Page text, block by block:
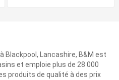
Blackpool, Lancashire, B&M est
et emploie plus de 28 000
produits de qualité à des prix